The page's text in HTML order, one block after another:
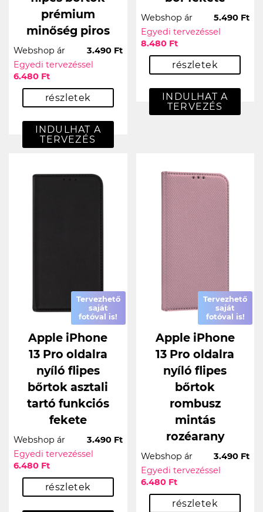
prémium
minőség piros
Webshop ár
3.490 Ft
Egyedi tervezéssel
6.480 Ft
részletek
INDULHAT A
TERVEZÉS
Webshop ár
5.490 Ft
Egyedi tervezéssel
8.480 Ft
részletek
INDULHAT A
TERVEZÉS
Tervezhető
saját
fotóval is!
Apple iPhone
13 Pro oldalra
nyíló flipes
bőrtok asztali
tartó funkciós
fekete
Webshop ár
3.490 Ft
Egyedi tervezéssel
6.480 Ft
részletek
Tervezhető
saját
fotóval is!
Apple iPhone
13 Pro oldalra
nyíló flipes
bőrtok
rombusz
mintás
rozéarany
Webshop ár
3.490 Ft
Egyedi tervezéssel
6.480 Ft
részletek